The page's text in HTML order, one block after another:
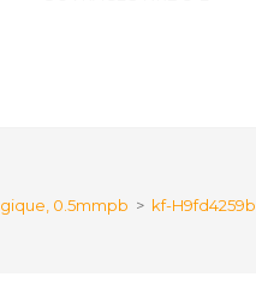
0.5mmpb > kf-